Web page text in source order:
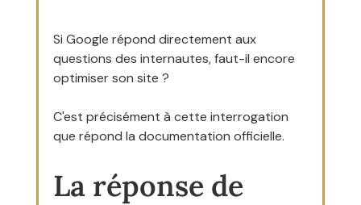
Si Google répond directement aux
questions des internautes, faut-il encore
optimiser son site ?
C'est précisément à cette interrogation
que répond la documentation officielle.
La réponse de